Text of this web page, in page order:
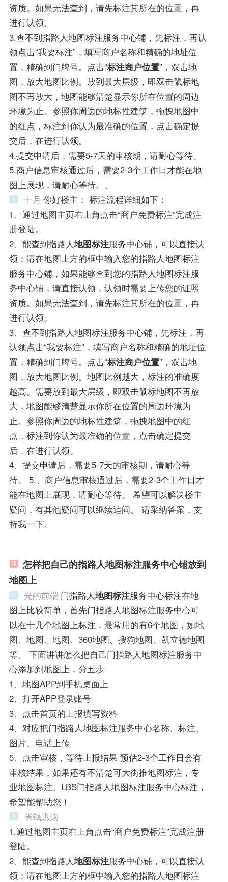
资质。如果无法查到，请先标注其所在的位置，再
进行认领。
3.查不到指路人地图标注服务中心铺，先标注，再认
领点击“我要标注”，填写商户名称和精确的地址位
置，精确到门牌号。点击“标注商户位置”，双击地
图，放大地图比例。放到最大层级，即双击鼠标地
图不再放大，地图能够清楚显示你所在位置的周边
环境为止。参照你周边的地标性建筑，拖拽地图中
的红点，标注到你认为最准确的位置，点击确定提
交后，在进行认领。
4.提交申请后，需要5-7天的审核期，请耐心等待。
5.商户信息审核通过后，需要2-3个工作日才能在地
图上展现，请耐心等待。、
十月 你好楼主： 标注流程详细如下：
1、通过地图主页右上角点击“商户免费标注”完成注
册登陆。
2、能查到指路人地图标注服务中心铺，可以直接认
领：请在地图上方的框中输入您的指路人地图标注
服务中心铺，如果能够查到您的指路人地图标注服
务中心铺，请直接认领，认领时需要上传您的证照
资质。如果无法查到，请先标注其所在的位置，再
进行认领。
3、查不到指路人地图标注服务中心铺，先标注，再
认领点击“我要标注”，填写商户名称和精确的地址位
置，精确到门牌号。点击“标注商户位置”，双击地
图，放大地图比例。地图比例越大，标注的准确度
越高。需要放到最大层级，即双击鼠标地图不再放
大，地图能够清楚显示你所在位置的周边环境为
止。参照你周边的地标性建筑，拖拽地图中的红
点，标注到你认为最准确的位置，点击确定提交
后，在进行认领。
4、提交申请后，需要5-7天的审核期，请耐心等
待。 5,、商户信息审核通过后，需要2-3个工作日才
能在地图上展现，请耐心等待。 希望可以解决楼主
疑问，有其他疑问可以继续追问。 请采纳答案，支
持我一下。
怎样把自己的指路人地图标注服务中心铺放到
地图上
光的前端 门指路人地图标注服务中心标注在地
图上比较简单，首先门指路人地图标注服务中心可
以在十几个地图上标注，最常用的有6个地图，如地
图、地图、地图、360地图、搜狗地图、凯立德地图
等。 下面讲讲怎么把自己门指路人地图标注服务中
心添加到地图上，分五步
1、地图APP到手机桌面上
2、打开APP登录账号
3、点击首页的上报填写资料
4、对应把门指路人地图标注服务中心名称、标注、
图片、电话上传
5、点击审核，等待上报结果 预估2-3个工作日会有
审核结果，如果还有不清楚可大街推地图标注，专
业地图标注、LBS门指路人地图标注服务中心标注，
希望能帮助您！
省钱惠购
1.通过地图主页右上角点击“商户免费标注”完成注册
登陆。
2、能查到指路人地图标注服务中心铺，可以直接认
领：请在地图上方的框中输入您的指路人地图标注